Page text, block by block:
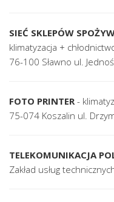
SIEĆ SKLEPÓW
klimatyzacja +
76-100 Sławno ul.
FOTO PRINTER-
75-074 Koszalin ul.
TELEKOMUNIKACJA
Zakład usług